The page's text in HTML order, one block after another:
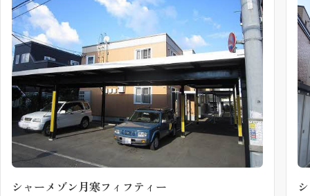
シャーメゾン月寒フィフティー